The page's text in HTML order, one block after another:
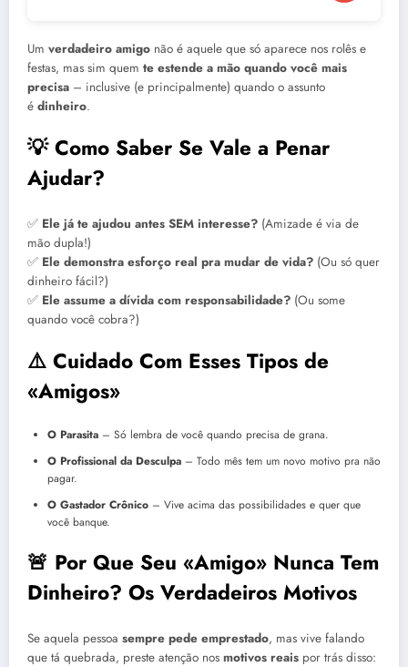
Um verdadeiro amigo não é aquele que só aparece nos rolês e
festas, mas sim quem te estende a mão quando você mais
precisa – inclusive (e principalmente) quando o assunto
é dinheiro.
💡 Como Saber Se Vale a Penar
Ajudar?
✅ Ele já te ajudou antes SEM interesse? (Amizade é via de
mão dupla!)
✅ Ele demonstra esforço real pra mudar de vida? (Ou só quer
dinheiro fácil?)
✅ Ele assume a dívida com responsabilidade? (Ou some
quando você cobra?)
⚠️ Cuidado Com Esses Tipos de
«Amigos»
O Parasita – Só lembra de você quando precisa de grana.
O Profissional da Desculpa – Todo mês tem um novo motivo pra não
pagar.
O Gastador Crônico – Vive acima das possibilidades e quer que
você banque.
🚨 Por Que Seu «Amigo» Nunca Tem
Dinheiro? Os Verdadeiros Motivos
Se aquela pessoa sempre pede emprestado, mas vive falando
que tá quebrada, preste atenção nos motivos reais por trás disso: